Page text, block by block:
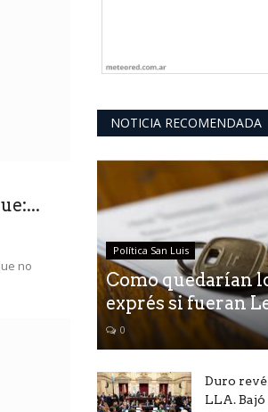
no
NOTICIA RECOMENDADA
Política San Luis
Como quedarían
exprés si fueran
0
Duro
LLA.